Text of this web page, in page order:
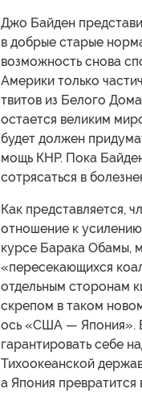
Джо Байден
в добрые старые
возможность снова
Америки только
твитов из Белого
остается великим
будет должен
мощь КНР. Пока
сотрясаться в
Как представляется,
отношение к
курсе Барака Обамы,
«пересекающихся
отдельным сторонам
скрепом в таком
ось «США — Япония».
гарантировать себе
Тихоокеанской
а Япония